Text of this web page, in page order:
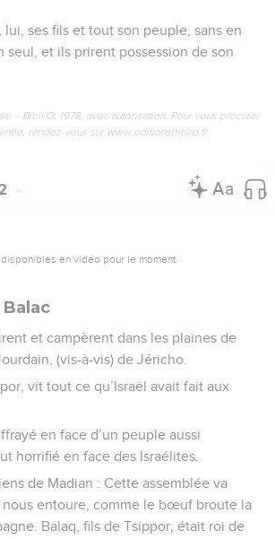
lui, ses fils et tout son peuple, sans en
seul, et ils prirent possession de son
– Bibli’O, 1978, avec autorisation. Pour vous procurer
rendez-vous sur www.editionsbiblio.fr
en vidéo pour le moment.
et campèrent dans les plaines de
(vis-à-vis) de Jéricho.
vit tout ce qu’Israël avait fait aux
en face d’un peuple aussi
horrifié en face des Israélites.
de Madian : Cette assemblée va
entoure, comme le bœuf broute la
Balaq, fils de Tsippor, était roi de